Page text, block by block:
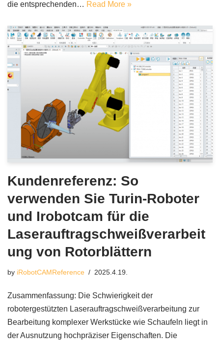
die entsprechenden… Read More »
Kundenreferenz: So
verwenden Sie Turin-Roboter
und Irobotcam für die
Laserauftragschweißverarbeit
ung von Rotorblättern
by iRobotCAMReference 2025.4.19.
Zusammenfassung: Die Schwierigkeit der
robotergestützten Laserauftragschweißverarbeitung zur
Bearbeitung komplexer Werkstücke wie Schaufeln liegt in
der Ausnutzung hochpräziser Eigenschaften. Die